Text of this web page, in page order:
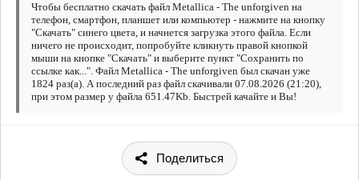
Чтобы бесплатно скачать файл Metallica - The unforgiven на
телефон, смартфон, планшет или компьютер - нажмите на кнопку
"Скачать" синего цвета, и начнется загрузка этого файла. Если
ничего не происходит, попробуйте кликнуть правой кнопкой
мыши на кнопке "Скачать" и выберите пункт "Сохранить по
ссылке как...". Файл Metallica - The unforgiven был скачан уже
1824 раз(а). А последний раз файл скачивали 07.08.2026 (21:20),
при этом размер у файла 651.47Kb. Быстрей качайте и Вы!
Поделиться